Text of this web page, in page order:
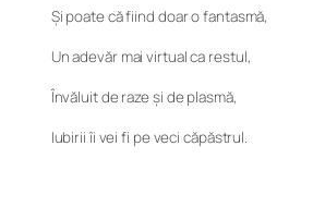
Și poate că fiind doar o fantasmă,
Un adevăr mai virtual ca restul,
Învăluit de raze și de plasmă,
Iubirii îi vei fi pe veci căpăstrul.